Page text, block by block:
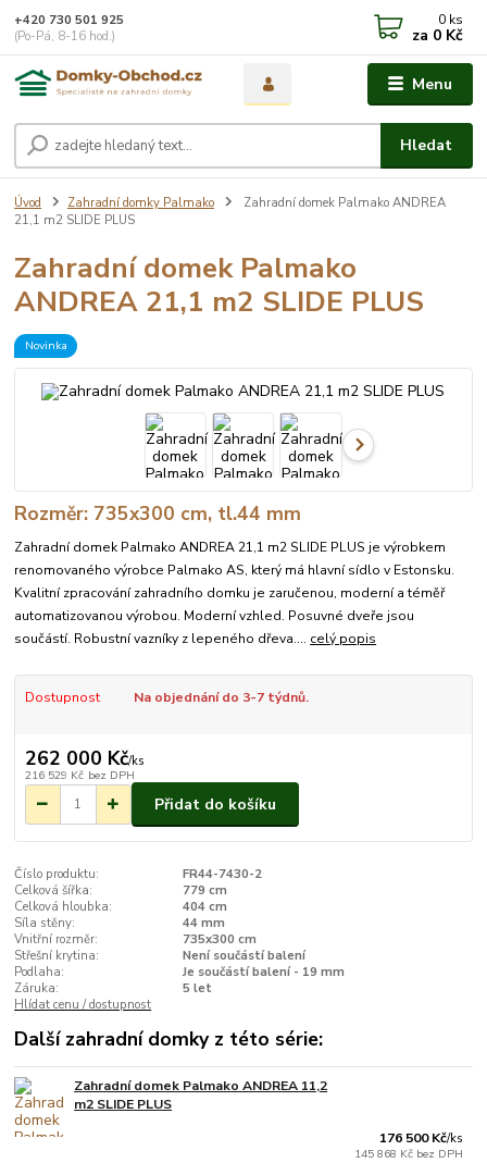
Menu
Hledat
+420 730 501 925
(Po-Pá, 8-16 hod.)
0 ks
za 0 Kč
Úvod Zahradní domky Palmako
Zahradní domek Palmako ANDREA
21,1 m2 SLIDE PLUS
Zahradní domek Palmako
ANDREA 21,1 m2 SLIDE PLUS
Novinka
Rozměr: 735x300 cm, tl.44 mm
Zahradní domek Palmako ANDREA 21,1 m2 SLIDE PLUS je výrobkem
renomovaného výrobce Palmako AS, který má hlavní sídlo v Estonsku.
Kvalitní zpracování zahradního domku je zaručenou, moderní a téměř
automatizovanou výrobou. Moderní vzhled. Posuvné dveře jsou
součástí. Robustní vazníky z lepeného dřeva.... celý popis
Dostupnost Na objednání do 3-7 týdnů.
262 000 Kč/ks
216 529 Kč bez DPH
Přidat do košíku
Číslo produktu:
FR44-7430-2
Celková šířka:
779 cm
Celková hloubka:
404 cm
Síla stěny:
44 mm
Vnitřní rozměr:
735x300 cm
Střešní krytina:
Není součástí balení
Podlaha:
Je součástí balení - 19 mm
Záruka:
5 let
Hlídat cenu / dostupnost
Další zahradní domky z této série:
Zahradní domek Palmako ANDREA 11,2
m2 SLIDE PLUS
176 500 Kč/ks
145 868 Kč bez DPH